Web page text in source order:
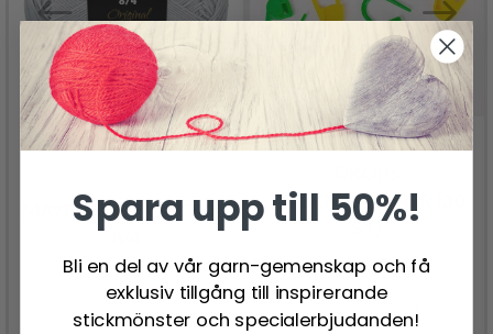
MAYFLOWER COTTON
23.95 SEK
MASKMARKÖRER (30
ST)
23.95 SEK
Spara upp till 50%!
Bli en del av vår garn-gemenskap och få
exklusiv tillgång till inspirerande
stickmönster och specialerbjudanden!